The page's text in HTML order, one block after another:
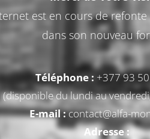
est en cours de
dans son nouveau
Téléphone : +377 93
(disponible du lundi au
E-mail :contact@alfa-
Adresse :